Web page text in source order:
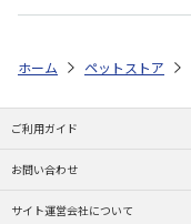
ホーム ペットストア
ご利用ガイド
お問い合わせ
サイト運営会社について